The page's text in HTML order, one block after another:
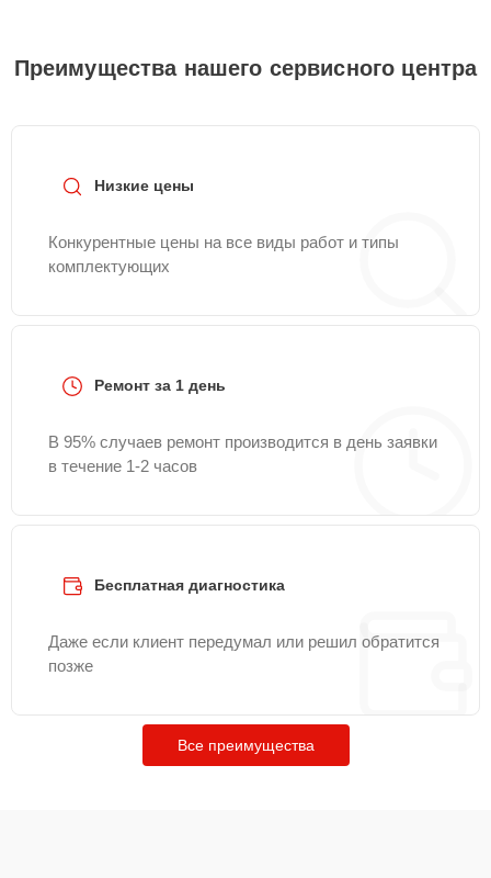
Преимущества нашего сервисного центра
Низкие цены
Конкурентные цены на все виды работ и типы
комплектующих
Ремонт за 1 день
В 95% случаев ремонт производится в день заявки
в течение 1-2 часов
Бесплатная диагностика
Даже если клиент передумал или решил обратится
позже
Все преимущества